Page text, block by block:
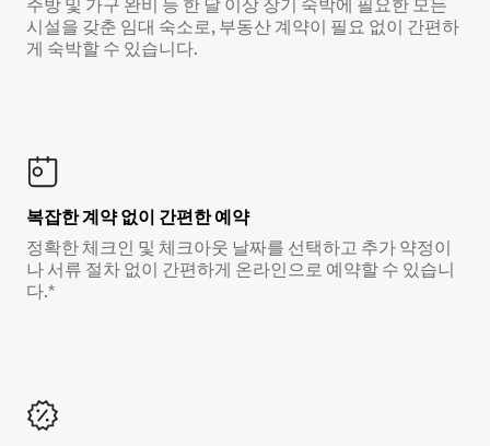
주방 및 가구 완비 등 한 달 이상 장기 숙박에 필요한 모든
시설을 갖춘 임대 숙소로, 부동산 계약이 필요 없이 간편하
게 숙박할 수 있습니다.
복잡한 계약 없이 간편한 예약
정확한 체크인 및 체크아웃 날짜를 선택하고 추가 약정이
나 서류 절차 없이 간편하게 온라인으로 예약할 수 있습니
다.*